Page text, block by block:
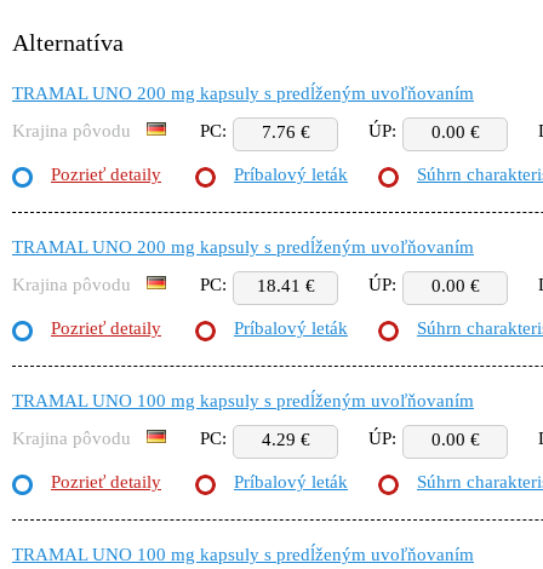
Alternatíva
TRAMAL UNO 200 mg kapsuly s predĺženým uvoľňovaním
Krajina pôvodu
PC: 7.76 € ÚP: 0.00 €
Pozrieť detaily Príbalový leták Súhrn
TRAMAL UNO 200 mg kapsuly s predĺženým uvoľňovaním
Krajina pôvodu
PC: 18.41 € ÚP: 0.00 €
Pozrieť detaily Príbalový leták Súhrn
TRAMAL UNO 100 mg kapsuly s predĺženým uvoľňovaním
Krajina pôvodu
PC: 4.29 € ÚP: 0.00 €
Pozrieť detaily Príbalový leták Súhrn
TRAMAL UNO 100 mg kapsuly s predĺženým uvoľňovaním